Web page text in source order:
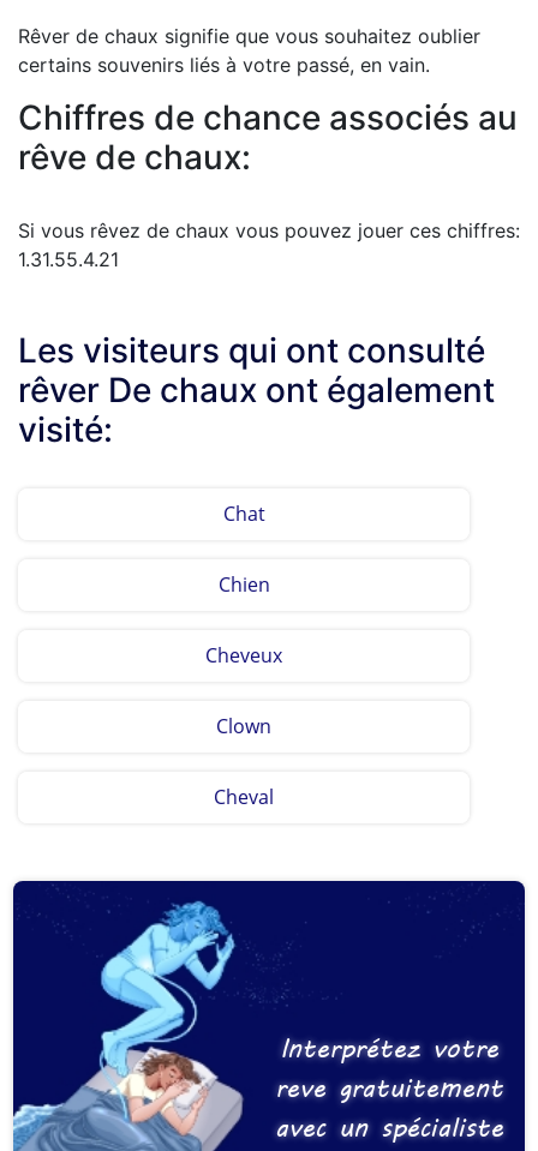
Rêver de chaux signifie que vous souhaitez oublier
certains souvenirs liés à votre passé, en vain.
Chiffres de chance associés au
rêve de chaux:
Si vous rêvez de chaux vous pouvez jouer ces chiffres:
1.31.55.4.21
Les visiteurs qui ont consulté
rêver De chaux ont également
visité:
Chat
Chien
Cheveux
Clown
Cheval
Interprétez votre
reve gratuitement
avec un spécialiste